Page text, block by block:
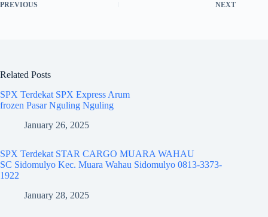
PREVIOUS NEXT
Related Posts
SPX Terdekat SPX Express Arum
frozen Pasar Nguling Nguling
January 26, 2025
SPX Terdekat STAR CARGO MUARA WAHAU
SC Sidomulyo Kec. Muara Wahau Sidomulyo 0813-3373-
1922
January 28, 2025